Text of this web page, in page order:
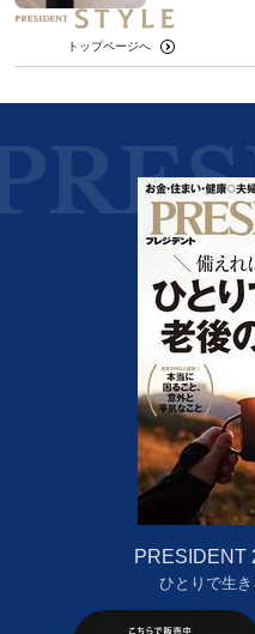
トップページへ
PRESIDENT
ひとりで生き